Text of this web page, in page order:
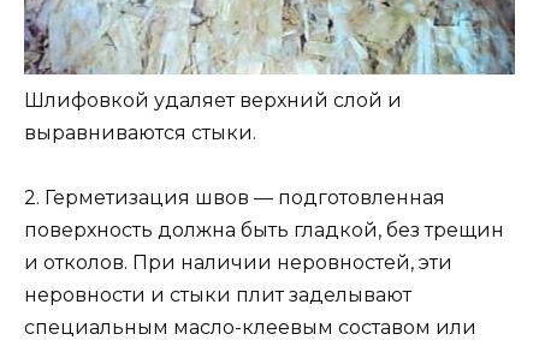
Шлифовкой удаляет верхний слой и
выравниваются стыки.
2. Герметизация швов — подготовленная
поверхность должна быть гладкой, без трещин
и отколов. При наличии неровностей, эти
неровности и стыки плит заделывают
специальным масло-клеевым составом или